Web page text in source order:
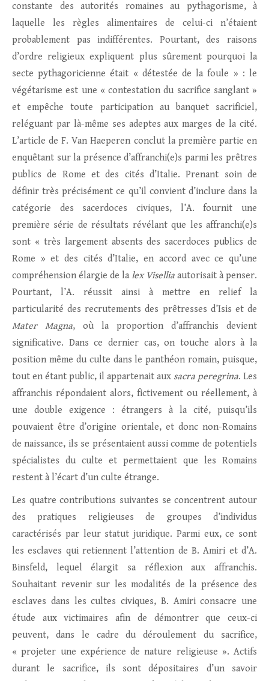
constante des autorités romaines au pythagorisme, à
laquelle les règles alimentaires de celui-ci n’étaient
probablement pas indifférentes. Pourtant, des raisons
d’ordre religieux expliquent plus sûrement pourquoi la
secte pythagoricienne était « détestée de la foule » : le
végétarisme est une « contestation du sacrifice sanglant »
et empêche toute participation au banquet sacrificiel,
reléguant par là-même ses adeptes aux marges de la cité.
L’article de F. Van Haeperen conclut la première partie en
enquêtant sur la présence d’affranchi(e)s parmi les prêtres
publics de Rome et des cités d’Italie. Prenant soin de
définir très précisément ce qu’il convient d’inclure dans la
catégorie des sacerdoces civiques, l’A. fournit une
première série de résultats révélant que les affranchi(e)s
sont « très largement absents des sacerdoces publics de
Rome » et des cités d’Italie, en accord avec ce qu’une
compréhension élargie de la lex Visellia autorisait à penser.
Pourtant, l’A. réussit ainsi à mettre en relief la
particularité des recrutements des prêtresses d’Isis et de
Mater Magna, où la proportion d’affranchis devient
significative. Dans ce dernier cas, on touche alors à la
position même du culte dans le panthéon romain, puisque,
tout en étant public, il appartenait aux sacra peregrina. Les
affranchis répondaient alors, fictivement ou réellement, à
une double exigence : étrangers à la cité, puisqu’ils
pouvaient être d’origine orientale, et donc non-Romains
de naissance, ils se présentaient aussi comme de potentiels
spécialistes du culte et permettaient que les Romains
restent à l’écart d’un culte étrange.
Les quatre contributions suivantes se concentrent autour
des pratiques religieuses de groupes d’individus
caractérisés par leur statut juridique. Parmi eux, ce sont
les esclaves qui retiennent l’attention de B. Amiri et d’A.
Binsfeld, lequel élargit sa réflexion aux affranchis.
Souhaitant revenir sur les modalités de la présence des
esclaves dans les cultes civiques, B. Amiri consacre une
étude aux victimaires afin de démontrer que ceux-ci
peuvent, dans le cadre du déroulement du sacrifice,
« projeter une expérience de nature religieuse ». Actifs
durant le sacrifice, ils sont dépositaires d’un savoir